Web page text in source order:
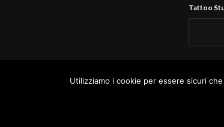
Tattoo
Utilizziamo i cookie per essere sicuri